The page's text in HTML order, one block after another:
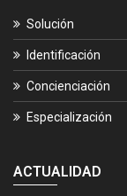
Solución
Identificación
Concienciación
Especialización
ACTUALIDAD